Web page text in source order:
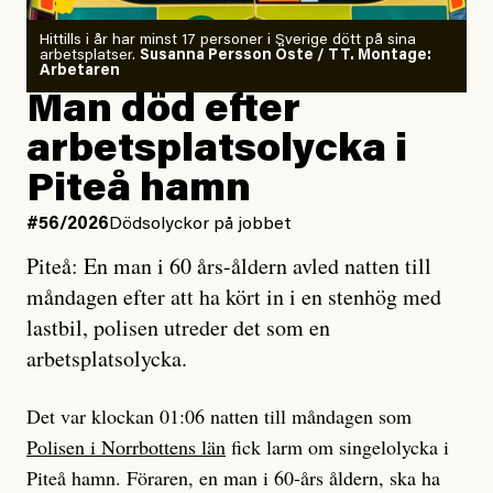
Kuhn och Sassarinis-McGowan radar upp.
Vem är det som Dagens ETC skriver för?
Vad betyder det att vara en röd, grön och oberoende
tidning?
Vad är bra journalistik?
Ett försök till korta svar som jag hoppas kan förtydliga
för Kuhn och Sassarinis-McGowan och andra hur jag
som chefredaktör ser på Dagens ETC:s uppdrag och
roll.
Vi skriver för våra läsare som vill bli informerade,
överraskade, bekräftade, utmanade – och som kräver
att vi granskar allt och alla.
Om läkaren säger vaccinera dig
så säger jag tvärtemot.
Jag lärde mig renovera
enligt uråldrig metod
och lade min sista ungdom
på att laga en gammal bod.
Jag sökte ljuset och meningen,
efter det som var rent, rätt och sant,
och aldrig såg jag det klarare än
när jag ombord på bussen hjälpte en tant.
#23/2026Intervjun
Jesper Lundby: ”Livet i sig
Hittills i år har minst 17 personer i Sverige dött på sina
arbetsplatser. Susanna Persson Öste / TT. Montage:
Arbetaren
Man död efter
arbetsplatsolycka i
Piteå hamn
#56/2026 Dödsolyckor på jobbet
Piteå: En man i 60 års-åldern avled natten till
måndagen efter att ha kört in i en stenhög med
lastbil, polisen utreder det som en
arbetsplatsolycka.
Det var klockan 01:06 natten till måndagen som
Polisen i Norrbottens län fick larm om singelolycka i
Piteå hamn. Föraren, en man i 60-års åldern, ska ha